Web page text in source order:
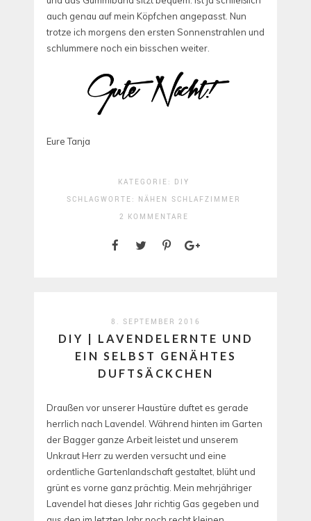
auch genau auf mein Köpfchen angepasst. Nun
trotze ich morgens den ersten Sonnenstrahlen und
schlummere noch ein bisschen weiter.
Eure Tanja
KATEGORIE: DIY
SCHLAGWORTE: NÄHEN
SCHLAFZIMMER
2 KOMMENTARE
8. SEPTEMBER 2016
DIY | LAVENDELERNTE UND
EIN SELBST GENÄHTES
DUFTSÄCKCHEN
Draußen vor unserer Haustüre duftet es gerade
herrlich nach Lavendel. Während hinten im Garten
der Bagger ganze Arbeit leistet und unserem
Unkraut Herr zu werden versucht und eine
ordentliche Gartenlandschaft gestaltet, blüht und
grünt es vorne ganz prächtig. Mein mehrjähriger
Lavendel hat dieses Jahr richtig Gas gegeben und